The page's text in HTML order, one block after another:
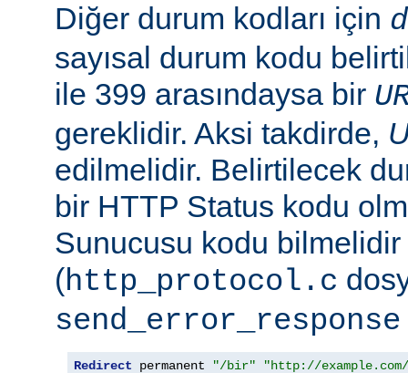
Diğer durum kodları için
sayısal durum kodu
ile 399 arasındaysa bir
gereklidir. Aksi takdirde,
edilmelidir. Belirtilecek
bir HTTP Status kodu
Sunucusu kodu bilmelidir
(http_protocol.c
send_error_response
Redirect permanent "/bir"
"http://